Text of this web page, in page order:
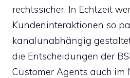
rechtssicher. In Echtzeit
Kundeninteraktionen so
kanalunabhängig
die Entscheidungen der BSI
Customer Agents auch im